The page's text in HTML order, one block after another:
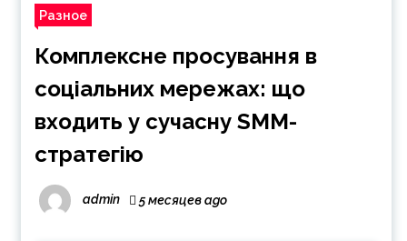
Разное
Комплексне просування в
соціальних мережах: що
входить у сучасну SMM-
стратегію
admin 5 месяцев ago